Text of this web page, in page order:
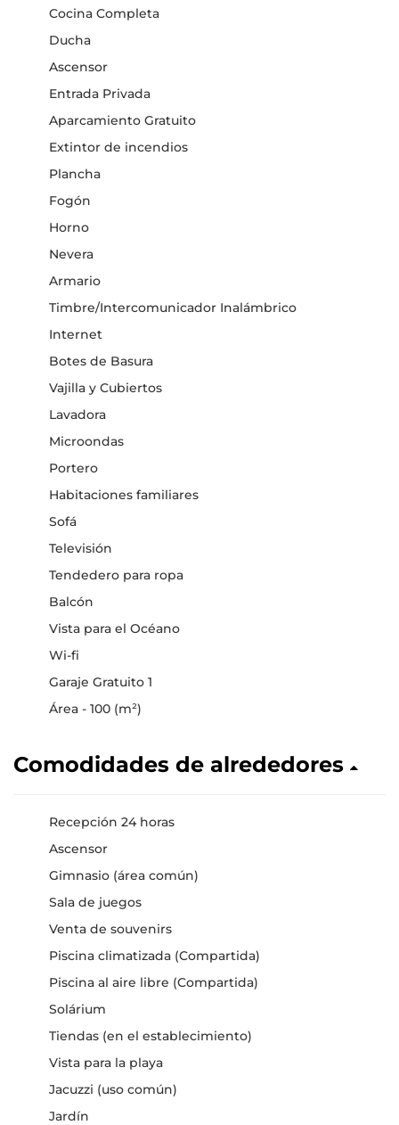
Cocina Completa
Ducha
Ascensor
Entrada Privada
Aparcamiento Gratuito
Extintor de incendios
Plancha
Fogón
Horno
Nevera
Armario
Timbre/Intercomunicador Inalámbrico
Internet
Botes de Basura
Vajilla y Cubiertos
Lavadora
Microondas
Portero
Habitaciones familiares
Sofá
Televisión
Tendedero para ropa
Balcón
Vista para el Océano
Wi-fi
Garaje Gratuito 1
Área - 100 (m²)
Comodidades de alrededores
Recepción 24 horas
Ascensor
Gimnasio (área común)
Sala de juegos
Venta de souvenirs
Piscina climatizada (Compartida)
Piscina al aire libre (Compartida)
Solárium
Tiendas (en el establecimiento)
Vista para la playa
Jacuzzi (uso común)
Jardín